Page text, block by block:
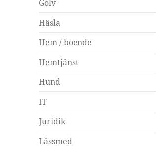
Golv
Häsla
Hem / boende
Hemtjänst
Hund
IT
Juridik
Låssmed